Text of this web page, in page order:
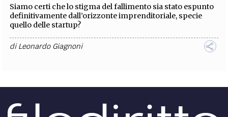
Siamo certi che lo stigma del fallimento sia stato espunto
definitivamente dall’orizzonte imprenditoriale, specie
quello delle startup?
diLeonardo Giagnoni